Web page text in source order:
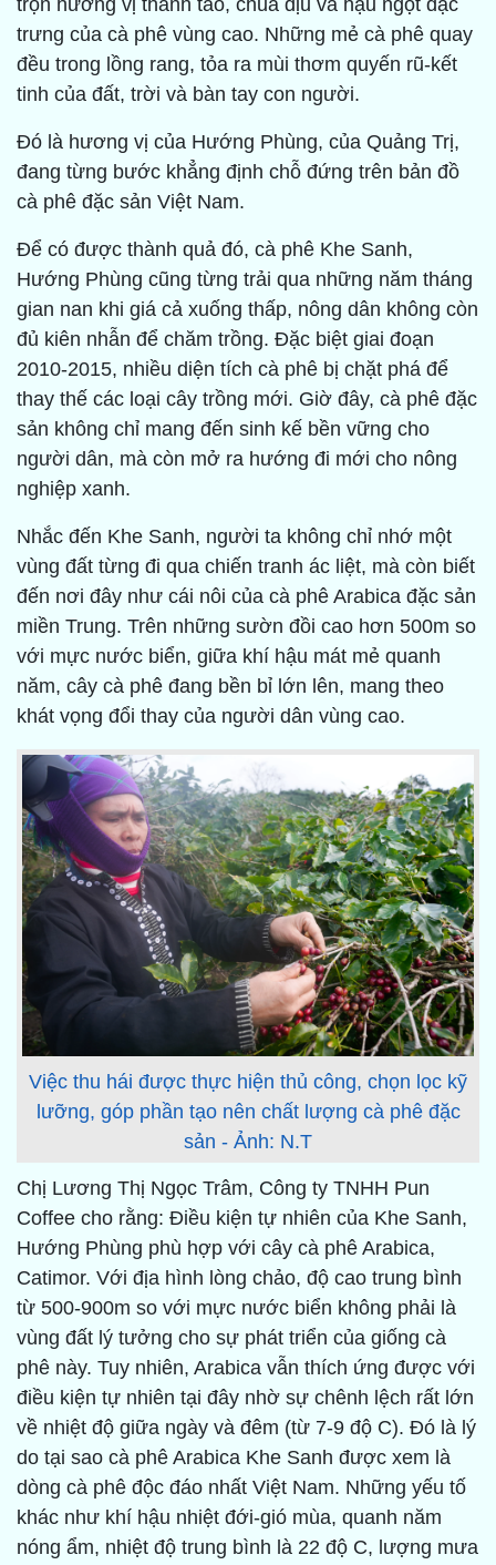
trọn hương vị thanh tao, chua dịu và hậu ngọt đặc
trưng của cà phê vùng cao. Những mẻ cà phê quay
đều trong lồng rang, tỏa ra mùi thơm quyến rũ-kết
tinh của đất, trời và bàn tay con người.
Đó là hương vị của Hướng Phùng, của Quảng Trị,
đang từng bước khẳng định chỗ đứng trên bản đồ
cà phê đặc sản Việt Nam.
Để có được thành quả đó, cà phê Khe Sanh,
Hướng Phùng cũng từng trải qua những năm tháng
gian nan khi giá cả xuống thấp, nông dân không còn
đủ kiên nhẫn để chăm trồng. Đặc biệt giai đoạn
2010-2015, nhiều diện tích cà phê bị chặt phá để
thay thế các loại cây trồng mới. Giờ đây, cà phê đặc
sản không chỉ mang đến sinh kế bền vững cho
người dân, mà còn mở ra hướng đi mới cho nông
nghiệp xanh.
Nhắc đến Khe Sanh, người ta không chỉ nhớ một
vùng đất từng đi qua chiến tranh ác liệt, mà còn biết
đến nơi đây như cái nôi của cà phê Arabica đặc sản
miền Trung. Trên những sườn đồi cao hơn 500m so
với mực nước biển, giữa khí hậu mát mẻ quanh
năm, cây cà phê đang bền bỉ lớn lên, mang theo
khát vọng đổi thay của người dân vùng cao.
Việc thu hái được thực hiện thủ công, chọn lọc kỹ
lưỡng, góp phần tạo nên chất lượng cà phê đặc
sản - Ảnh: N.T
Chị Lương Thị Ngọc Trâm, Công ty TNHH Pun
Coffee cho rằng: Điều kiện tự nhiên của Khe Sanh,
Hướng Phùng phù hợp với cây cà phê Arabica,
Catimor. Với địa hình lòng chảo, độ cao trung bình
từ 500-900m so với mực nước biển không phải là
vùng đất lý tưởng cho sự phát triển của giống cà
phê này. Tuy nhiên, Arabica vẫn thích ứng được với
điều kiện tự nhiên tại đây nhờ sự chênh lệch rất lớn
về nhiệt độ giữa ngày và đêm (từ 7-9 độ C). Đó là lý
do tại sao cà phê Arabica Khe Sanh được xem là
dòng cà phê độc đáo nhất Việt Nam. Những yếu tố
khác như khí hậu nhiệt đới-gió mùa, quanh năm
nóng ẩm, nhiệt độ trung bình là 22 độ C, lượng mưa